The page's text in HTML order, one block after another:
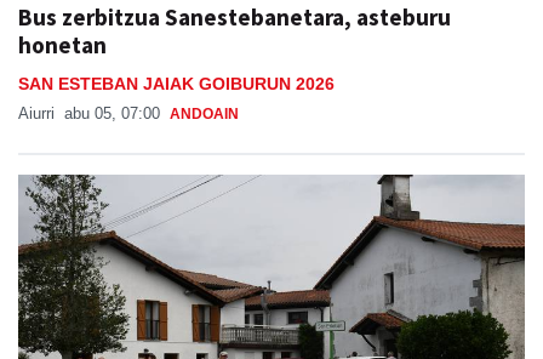
Bus zerbitzua Sanestebanetara, asteburu
honetan
SAN ESTEBAN JAIAK GOIBURUN 2026
Aiurri abu 05, 07:00 ANDOAIN